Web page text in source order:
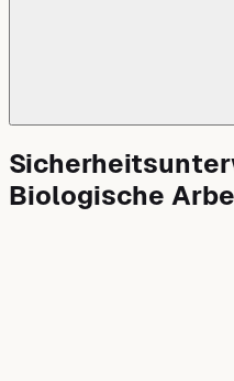
Biologische